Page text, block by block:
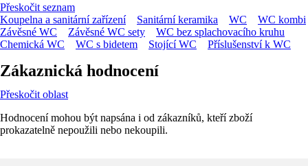
Přeskočit seznam
Koupelna a sanitární zařízení
Sanitární keramika WC
WC kombi
Závěsné WC
Závěsné WC sety
WC bez splachovacího kruhu
Chemická WC
WC s bidetem Stojící WC Příslušenství k WC
Zákaznická hodnocení
Přeskočit oblast
Hodnocení mohou být napsána i od zákazníků, kteří zboží
prokazatelně nepoužili nebo nekoupili.